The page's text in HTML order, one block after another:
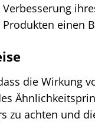
einen
die Wirkung
zu achten und